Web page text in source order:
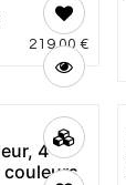
219,00 €
4
couleurs